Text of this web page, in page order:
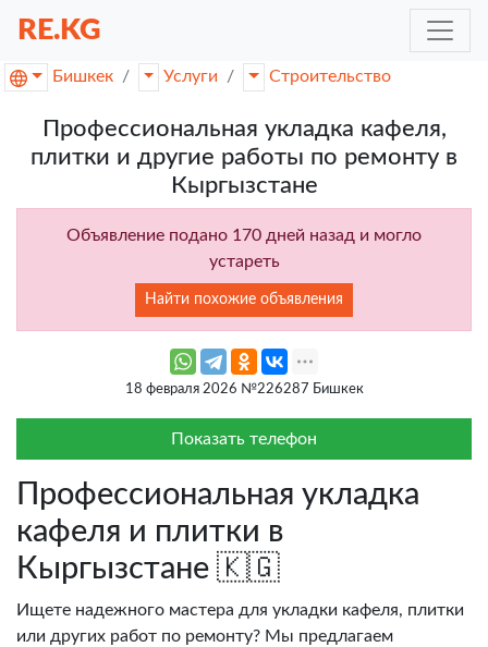
RE.KG
Бишкек Услуги Строительство
Профессиональная укладка кафеля,
плитки и другие работы по ремонту в
Кыргызстане
Объявление подано 170 дней назад и могло
устареть
Найти похожие объявления
18 февраля 2026 №226287 Бишкек
Показать телефон
Профессиональная укладка
кафеля и плитки в
Кыргызстане 🇰🇬
Ищете надежного мастера для укладки кафеля, плитки
или других работ по ремонту? Мы предлагаем